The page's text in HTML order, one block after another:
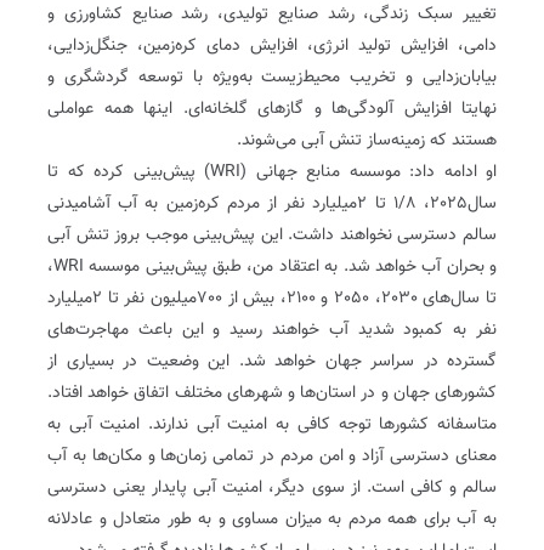
تغییر سبک زندگی، رشد صنایع تولیدی، رشد صنایع کشاورزی و
دامی، افزایش تولید انرژی، افزایش دمای کره‌زمین، جنگل‌زدایی،
بیابان‌زدایی و تخریب محیط‌زیست به‌ویژه با توسعه گردشگری و
نهایتا افزایش آلودگی‌ها و گازهای گلخانه‌ای. اینها همه عواملی
هستند که زمینه‌ساز تنش آبی می‌شوند.
او ادامه داد: موسسه منابع جهانی (WRI) پیش‌بینی کرده که تا
سال2025، 8/‏1 تا 2میلیارد نفر از مردم کره‌زمین به آب آشامیدنی
سالم دسترسی نخواهند داشت. این پیش‌بینی‌ موجب بروز تنش آبی
و بحران آب خواهد شد. به اعتقاد من، طبق پیش‌بینی موسسه WRI،
تا سال‌های 2030، 2050 و 2100، بیش از 700‌میلیون نفر تا 2‌میلیارد
نفر به کمبود شدید آب خواهند رسید و این باعث مهاجرت‌های
گسترده در سراسر جهان خواهد شد. این وضعیت در بسیاری از
کشورهای جهان و در استان‌ها و شهرهای مختلف اتفاق خواهد افتاد.
متاسفانه کشورها توجه کافی به امنیت آبی ندارند. امنیت آبی به
معنای دسترسی آزاد و امن مردم در تمامی زمان‌ها و مکان‌ها به آب
سالم و کافی است. از سوی دیگر، امنیت آبی پایدار یعنی دسترسی
به آب برای همه مردم به میزان مساوی و به ‌طور متعادل و عادلانه